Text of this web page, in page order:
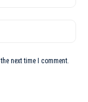
next time I comment.